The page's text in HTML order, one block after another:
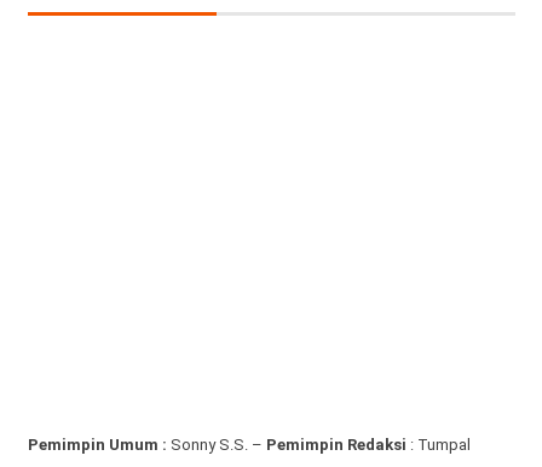
Pemimpin Umum : Sonny S.S. – Pemimpin Redaksi : Tumpal